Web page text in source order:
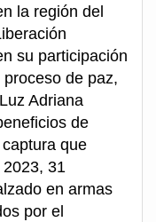
la región del
su participación
de paz,
Adriana
de
que
31
en armas
por el